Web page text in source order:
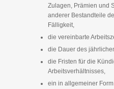
Zulagen, Prämien und
anderer Bestandteile
Fälligkeit,
die vereinbarte
die Dauer des
die Fristen für die
Arbeitsverhältnisses,
ein in allgemeiner